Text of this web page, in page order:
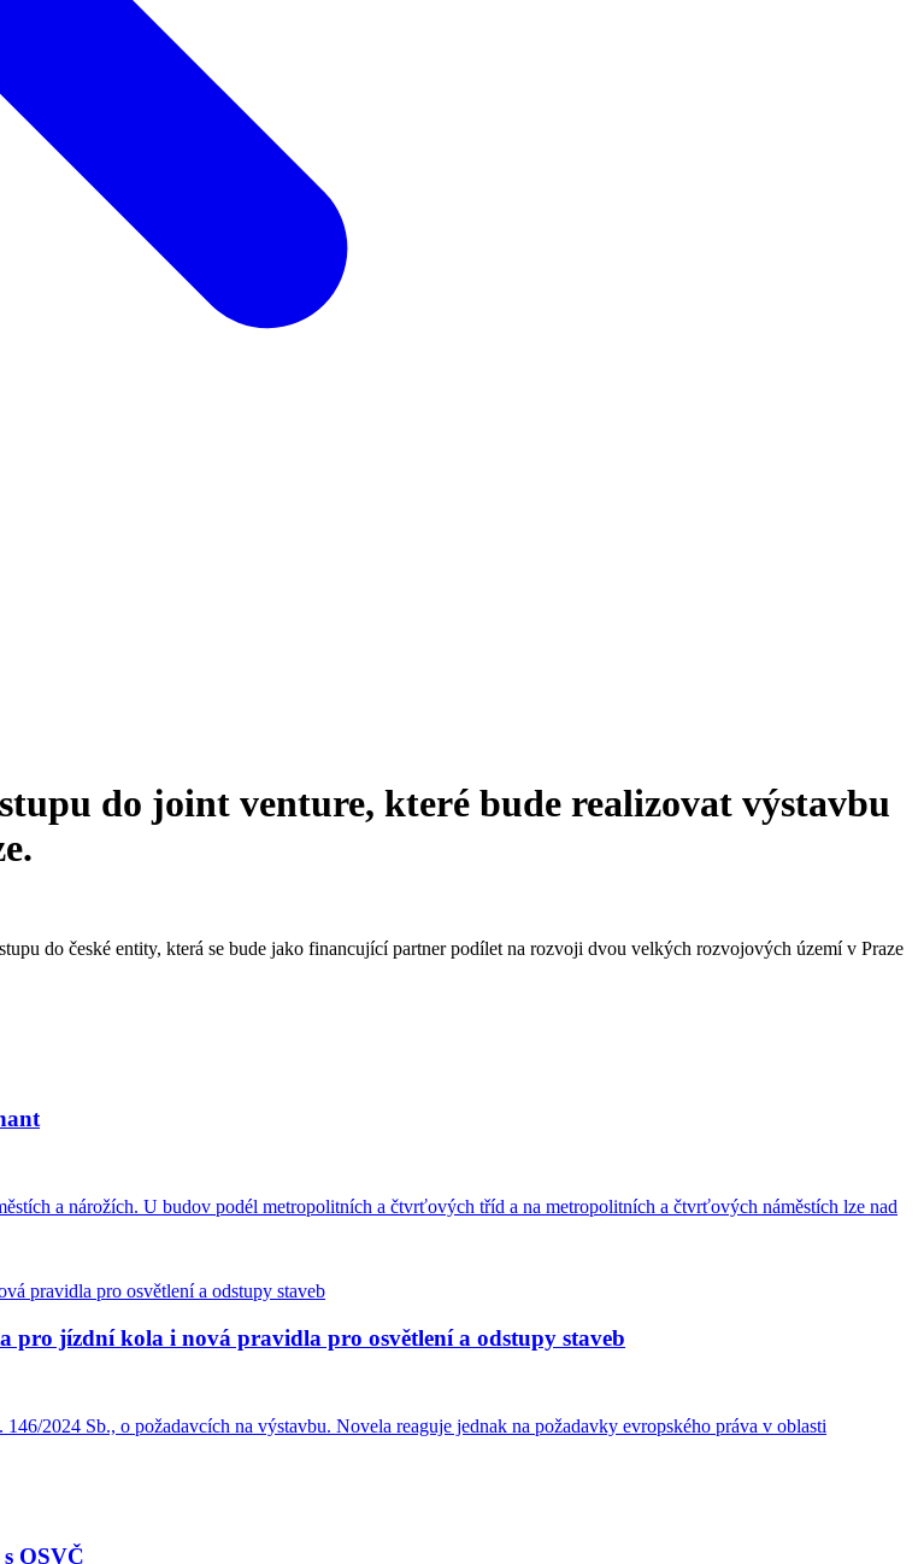
do joint venture, které bude realizovat výstavbu
do české entity, která se bude jako financující partner podílet na rozvoji dvou velkých rozvojových území v Praze
a nárožích. U budov podél metropolitních a čtvrťových tříd a na metropolitních a čtvrťových náměstích lze nad
jízdní kola i nová pravidla pro osvětlení a odstupy staveb
2024 Sb., o požadavcích na výstavbu. Novela reaguje jednak na požadavky evropského práva v oblasti
OSVČ